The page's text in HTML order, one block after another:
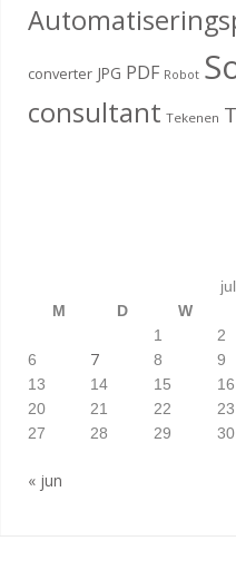
converter JPG PDF Robot
consultant Tekenen
M
D W
1
2
6
7 8 9
13
14 15 16
20
21 22 23
27
28 29 30
« jun